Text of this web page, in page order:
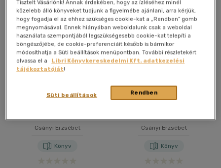
40 db / oldal
Alkalmaz
Összesen5db
Csányi Erzsébet
Könyv
Csányi Erzsébet
Könyv
Tisztelt Vásárlónk! Annak érdekében, hogy az ízléséhez minél
közelebb álló könyveket tudjunk a figyelmébe ajánlani, arra kérjük,
hogy fogadja el az ehhez szükséges cookie-kat a „Rendben” gomb
megnyomásával. Ennek hiányában weboldalunk csak a weboldal
használata szempontjából legszükségesebb cookie-kat telepíti a
böngészőjébe, de cookie-preferenciáit később is bármikor
módosíthatja a Süti beállítások menüpontban. További részletekért
olvassa el a
Libri Könyvkereskedelmi Kft. adatkezelési
tájékoztatóját!
Rendben
Süti beállítások